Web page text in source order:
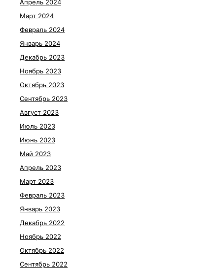
Апрель 2024
Март 2024
Февраль 2024
Январь 2024
Декабрь 2023
Ноябрь 2023
Октябрь 2023
Сентябрь 2023
Август 2023
Июль 2023
Июнь 2023
Май 2023
Апрель 2023
Март 2023
Февраль 2023
Январь 2023
Декабрь 2022
Ноябрь 2022
Октябрь 2022
Сентябрь 2022